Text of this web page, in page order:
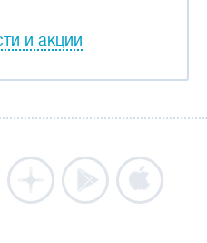
и акции